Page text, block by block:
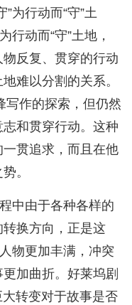
”为行动而“守”土
行动而“守”土地，
反复、贯穿的行动
难以分割的关系。
写作的探索，但仍然
和贯穿行动。这种
贯追求，而且在他
。
中由于各种各样的
换方向，正是这
物更加丰满，冲突
加曲折。好莱坞剧
大转变对于故事是否